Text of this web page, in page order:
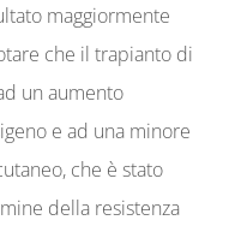
maggiormente
che il trapianto di
un aumento
e ad una minore
che è stato
della resistenza